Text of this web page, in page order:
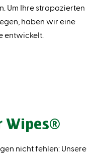
Um Ihre strapazierten
haben wir eine
entwickelt.
Wipes®
nicht fehlen: Unsere